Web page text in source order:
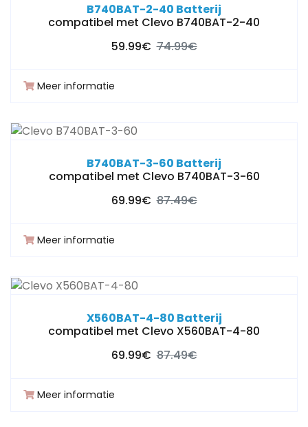
B740BAT-2-40 Batterij
compatibel met Clevo B740BAT-2-40
59.99€ 74.99€
Meer informatie
B740BAT-3-60 Batterij
compatibel met Clevo B740BAT-3-60
69.99€ 87.49€
Meer informatie
X560BAT-4-80 Batterij
compatibel met Clevo X560BAT-4-80
69.99€ 87.49€
Meer informatie